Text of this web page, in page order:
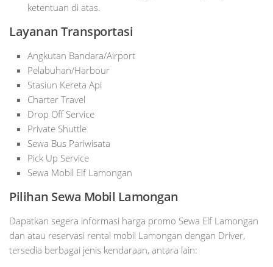
ketentuan di atas.
Layanan Transportasi
Angkutan Bandara/Airport
Pelabuhan/Harbour
Stasiun Kereta Api
Charter Travel
Drop Off Service
Private Shuttle
Sewa Bus Pariwisata
Pick Up Service
Sewa Mobil Elf Lamongan
Pilihan Sewa Mobil Lamongan
Dapatkan segera informasi harga promo Sewa Elf Lamongan
dan atau reservasi rental mobil Lamongan dengan Driver,
tersedia berbagai jenis kendaraan, antara lain: